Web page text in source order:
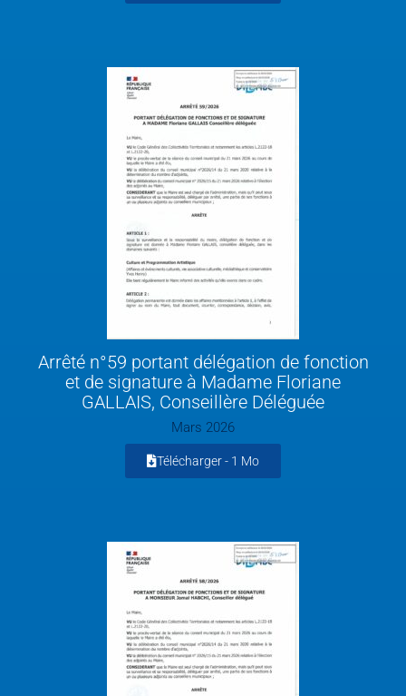
Arrêté n°59 portant délégation de fonction
et de signature à Madame Floriane
GALLAIS, Conseillère Déléguée
Mars 2026
Télécharger - 1 Mo